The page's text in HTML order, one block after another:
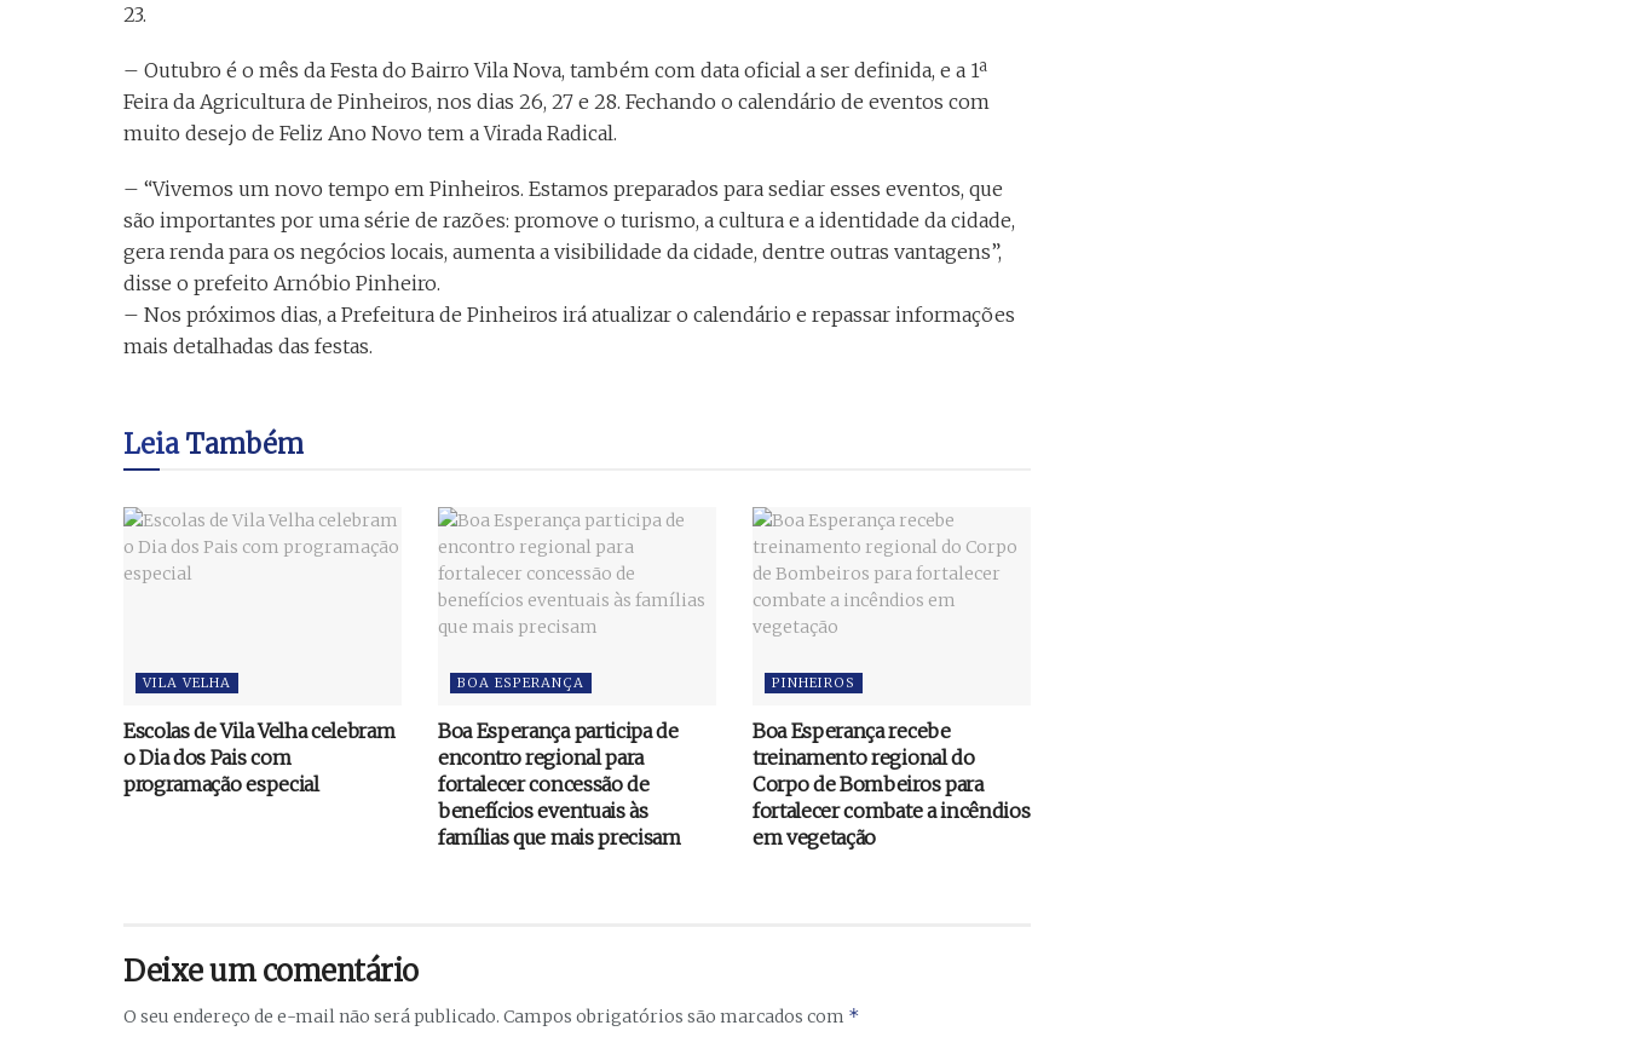
23.
– Outubro é o mês da Festa do Bairro Vila Nova, também com data oficial a ser definida, e a 1ª
Feira da Agricultura de Pinheiros, nos dias 26, 27 e 28. Fechando o calendário de eventos com
muito desejo de Feliz Ano Novo tem a Virada Radical.
– “Vivemos um novo tempo em Pinheiros. Estamos preparados para sediar esses eventos, que
são importantes por uma série de razões: promove o turismo, a cultura e a identidade da cidade,
gera renda para os negócios locais, aumenta a visibilidade da cidade, dentre outras vantagens”,
disse o prefeito Arnóbio Pinheiro.
– Nos próximos dias, a Prefeitura de Pinheiros irá atualizar o calendário e repassar informações
mais detalhadas das festas.
LeiaTambém
VILA VELHA
Escolas de Vila Velha celebram
o Dia dos Pais com
programação especial
BOA ESPERANÇA
Boa Esperança participa de
encontro regional para
fortalecer concessão de
benefícios eventuais às
famílias que mais precisam
PINHEIROS
Boa Esperança recebe
treinamento regional do
Corpo de Bombeiros para
fortalecer combate a incêndios
em vegetação
Deixe um comentário
O seu endereço de e-mail não será publicado. Campos obrigatórios são marcados com *